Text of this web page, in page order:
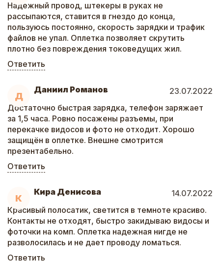
Надежный провод, штекеры в руках не
рассыпаются, ставится в гнездо до конца,
пользуюсь постоянно, скорость зарядки и трафик
файлов не упал. Оплетка позволяет скрутить
плотно без повреждения токоведущих жил.
Ответить
Д
Даниил Романов
23.07.2022
Достаточно быстрая зарядка, телефон заряжает
за 1,5 часа. Ровно посажены разъемы, при
перекачке видосов и фото не отходит. Хорошо
защищён в оплетке. Внешне смотрится
презентабельно.
Ответить
К
Кира Денисова
14.07.2022
Красивый полосатик, светится в темноте красиво.
Контакты не отходят, быстро закидываю видосы и
фоточки на комп. Оплетка надежная нигде не
разволосилась и не дает проводу ломаться.
Ответить